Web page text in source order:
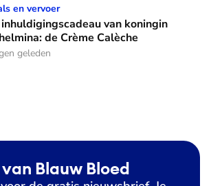
van koningin Wilhelmina: de
en vervoer
van koningin
de Crème Calèche
geleden
Blauw Bloed